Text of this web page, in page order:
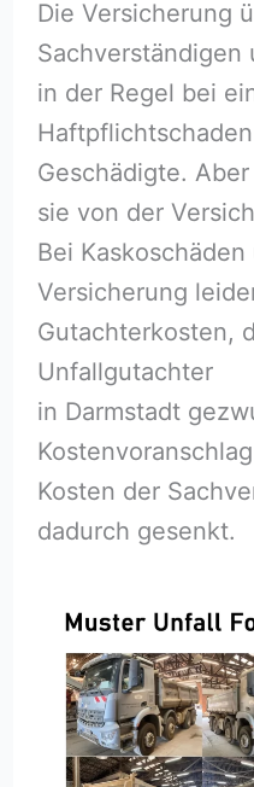
Die Versicherung
Sachverständigen
in der Regel bei
Geschädigte.
sie von der
Bei
Versicherung
Gutachterkosten,
Unfallgutachter
in Darmstadt
Kosten der
dadurch gesenkt.